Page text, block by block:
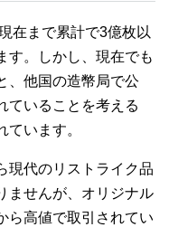
在まで累計で3億枚以
す。しかし、現在でも
、他国の造幣局で公
ていることを考える
います。
現代のリストライク品
ませんが、オリジナル
ら高値で取引されてい